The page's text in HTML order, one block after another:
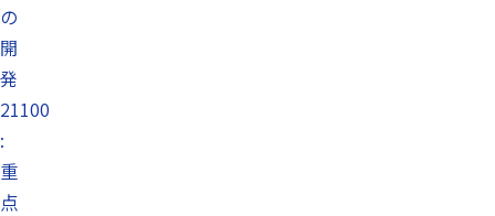
の
開
発
21100
:
重
点